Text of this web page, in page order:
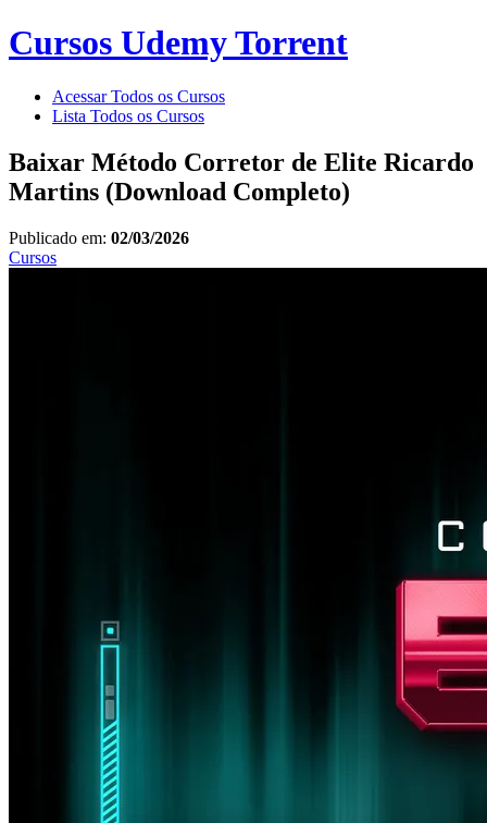
Cursos Udemy Torrent
Acessar Todos os Cursos
Lista Todos os Cursos
Baixar Método Corretor de Elite Ricardo
Martins (Download Completo)
Publicado em: 02/03/2026
Cursos